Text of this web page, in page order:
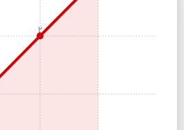
2